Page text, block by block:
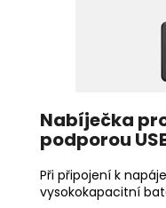
Nabíječka
podporou
Při připojení k
vysokokapacitní